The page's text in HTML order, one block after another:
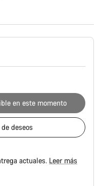
en este momento
deseos
actuales. Leer más